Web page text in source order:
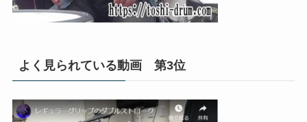
よく見られている動画 第3位